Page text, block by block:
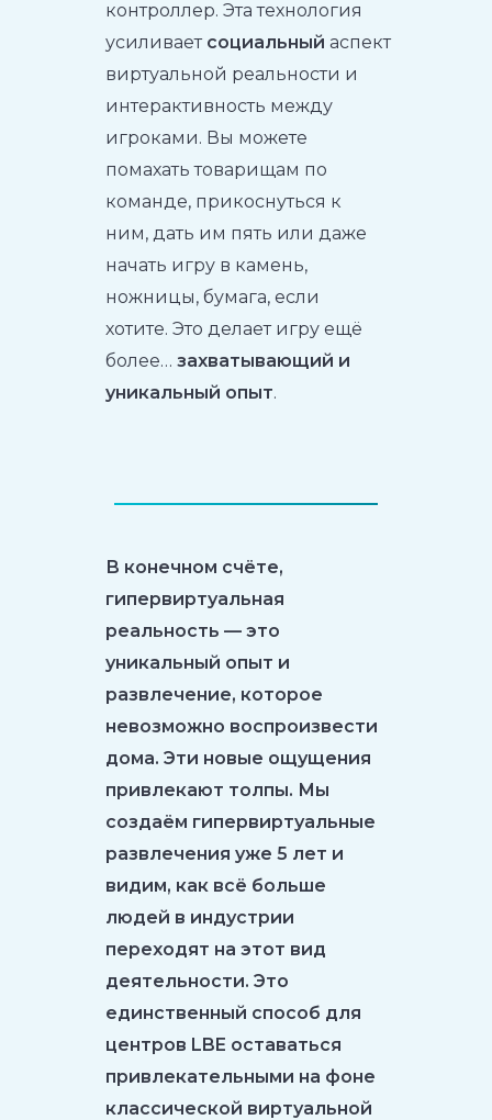
контроллер. Эта технология
усиливает социальный аспект
виртуальной реальности и
интерактивность между
игроками. Вы можете
помахать товарищам по
команде, прикоснуться к
ним, дать им пять или даже
начать игру в камень,
ножницы, бумага, если
хотите. Это делает игру ещё
более…захватывающий и
уникальный опыт.
В конечном счёте,
гипервиртуальная
реальность — это
уникальный опыт и
развлечение, которое
невозможно воспроизвести
дома. Эти новые ощущения
привлекают толпы. Мы
создаём гипервиртуальные
развлечения уже 5 лет и
видим, как всё больше
людей в индустрии
переходят на этот вид
деятельности. Это
единственный способ для
центров LBE оставаться
привлекательными на фоне
классической виртуальной